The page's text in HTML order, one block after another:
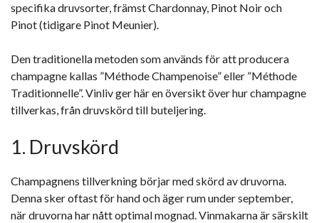
specifika druvsorter, främst Chardonnay, Pinot Noir och
Pinot (tidigare Pinot Meunier).
Den traditionella metoden som används för att producera
champagne kallas ”Méthode Champenoise” eller ”Méthode
Traditionnelle”. Vinliv ger här en översikt över hur champagne
tillverkas, från druvskörd till buteljering.
1. Druvskörd
Champagnens tillverkning börjar med skörd av druvorna.
Denna sker oftast för hand och äger rum under september,
när druvorna har nått optimal mognad. Vinmakarna är särskilt